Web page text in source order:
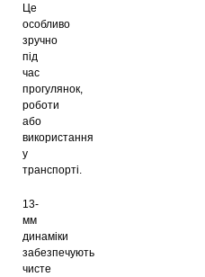
Це
особливо
зручно
під
час
прогулянок,
роботи
або
використання
у
транспорті.
13-
мм
динаміки
забезпечують
чисте